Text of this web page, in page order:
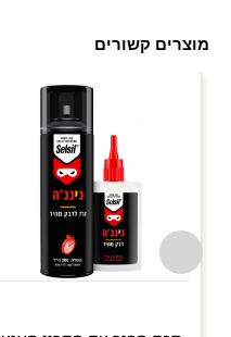
מוצרים קשורים